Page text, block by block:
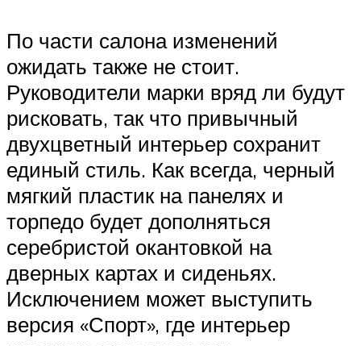
По части салона изменений
ожидать также не стоит.
Руководители марки вряд ли будут
рисковать, так что привычный
двухцветный интерьер сохранит
единый стиль. Как всегда, черный
мягкий пластик на панелях и
торпедо будет дополняться
серебристой окантовкой на
дверных картах и сиденьях.
Исключением может выступить
версия «Спорт», где интерьер